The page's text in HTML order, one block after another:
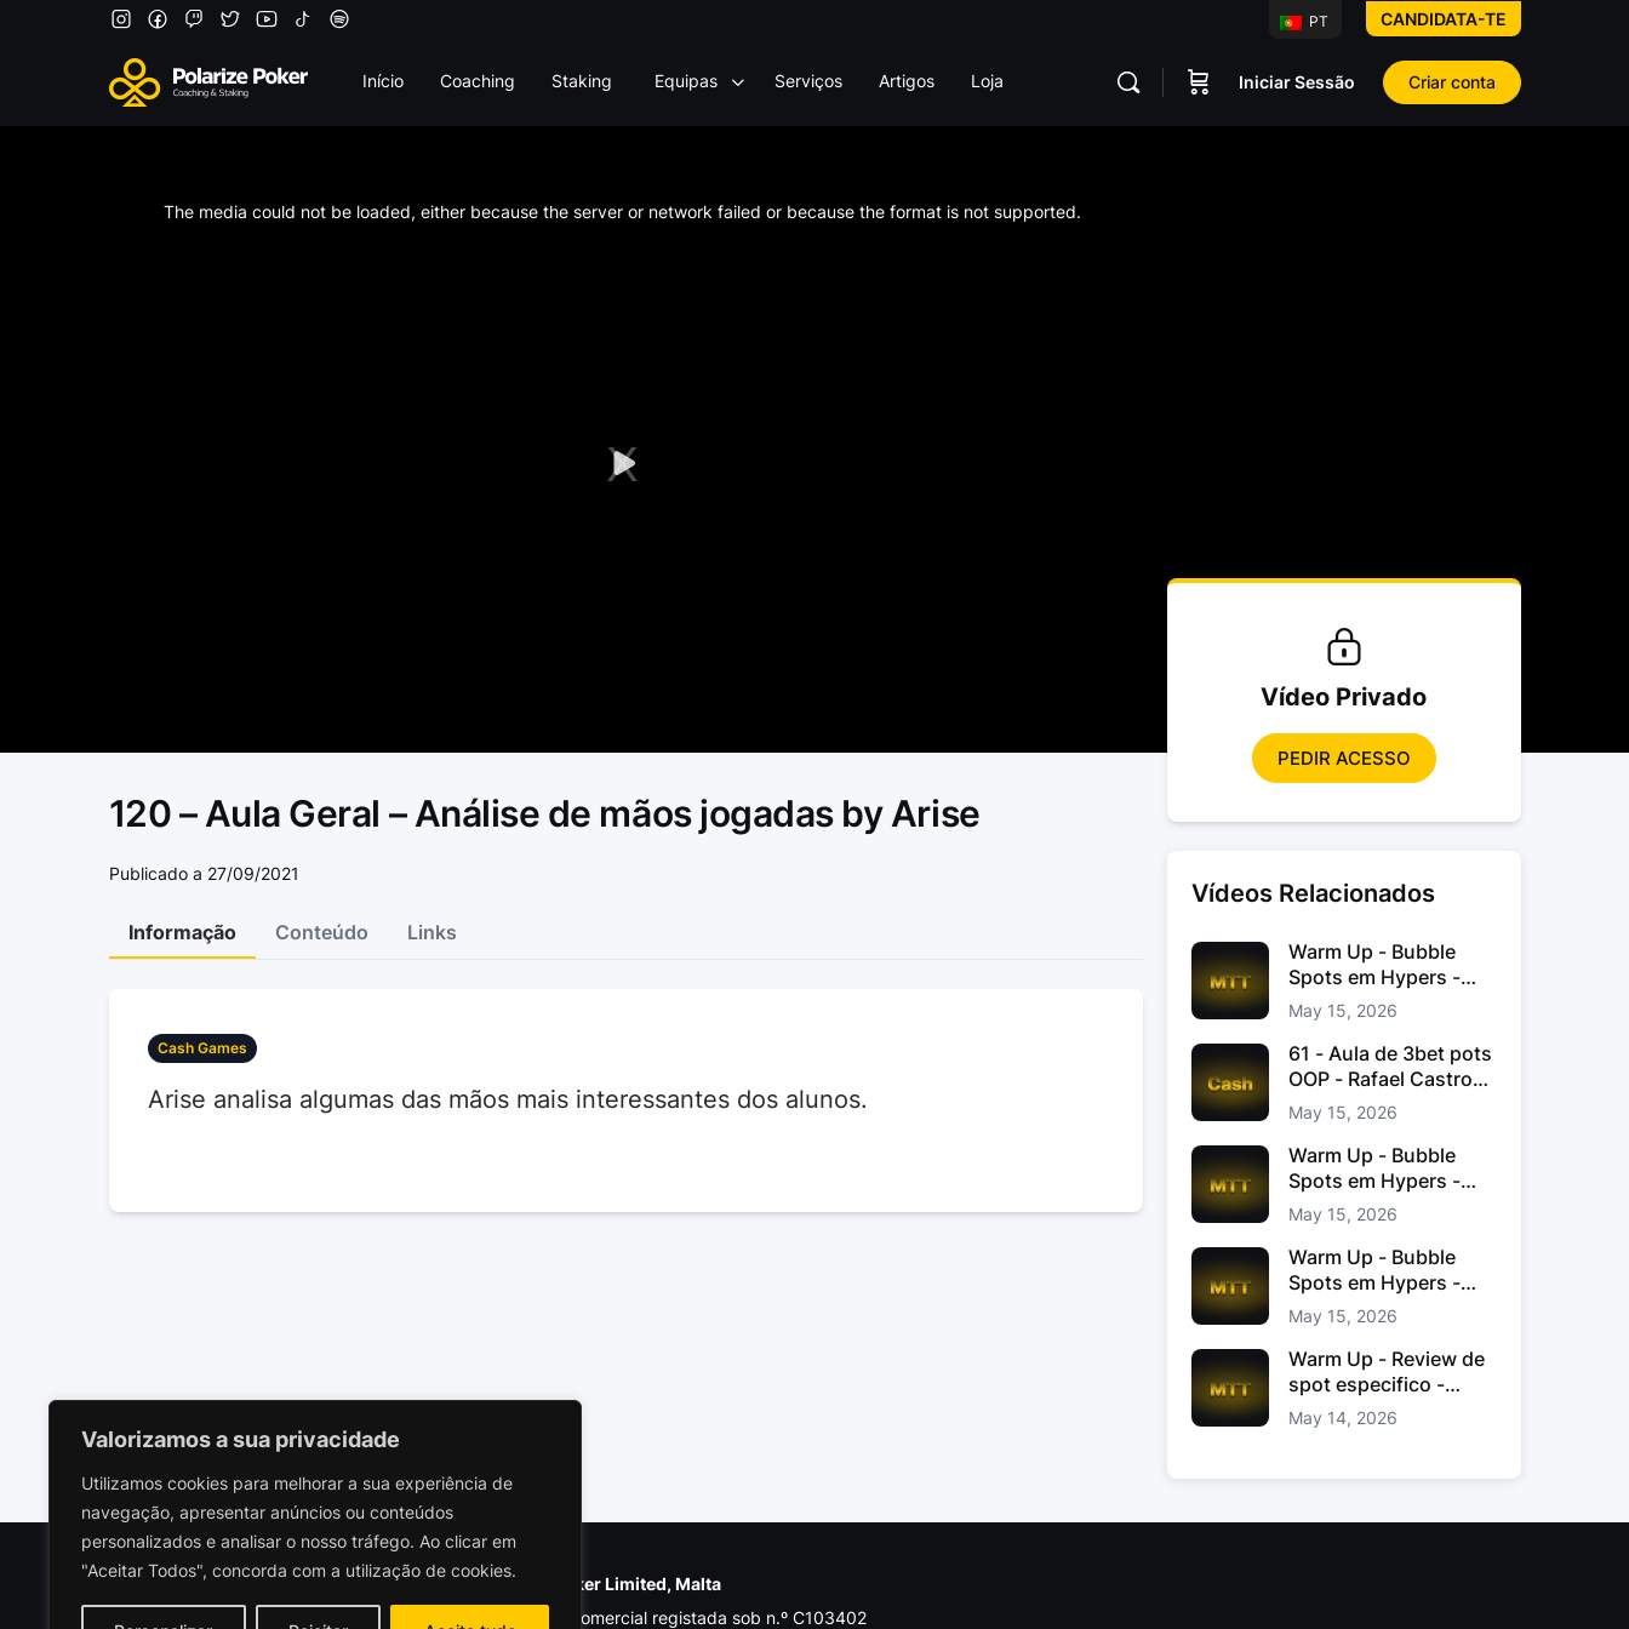
Valorizamos a sua privacidade
Utilizamos cookies para melhorar a sua experiência de
navegação, apresentar anúncios ou conteúdos
personalizados e analisar o nosso tráfego. Ao clicar em
"Aceitar Todos", concorda com a utilização de cookies.
PT CANDIDATA-TE
Início Coaching Staking Equipas Serviços Artigos Loja Iniciar Sessão Criar conta
Play
The media could not be loaded, either because the server or network failed or because the format is not supported.
120 – Aula Geral – Análise de mãos jogadas by Arise
Publicado a 27/09/2021
Informação Conteúdo Links
Cash Games
Arise analisa algumas das mãos mais interessantes dos alunos.
Vídeo Privado
PEDIR ACESSO
Vídeos Relacionados
Warm Up - Bubble
Spots em Hypers -
João “JoaoChef“
Branco
May 15, 2026
61 - Aula de 3bet pots
OOP - Rafael Castro
Jacinto
May 15, 2026
Warm Up - Bubble
Spots em Hypers -
João “JoaoChef“
Branco
May 15, 2026
Warm Up - Bubble
Spots em Hypers -
João JoaoChef
Branco
May 15, 2026
Warm Up - Review de
spot especifico -
xinas85
May 14, 2026
Polarize Poker Limited, Malta
Sociedade comercial registada sob n.º C103402